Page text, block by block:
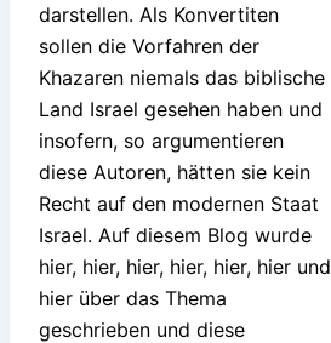
darstellen. Als Konvertiten
sollen die Vorfahren der
Khazaren niemals das biblische
Land Israel gesehen haben und
insofern, so argumentieren
diese Autoren, hätten sie kein
Recht auf den modernen Staat
Israel. Auf diesem Blog wurde
hier, hier, hier, hier, hier, hier und
hier über das Thema
geschrieben und diese